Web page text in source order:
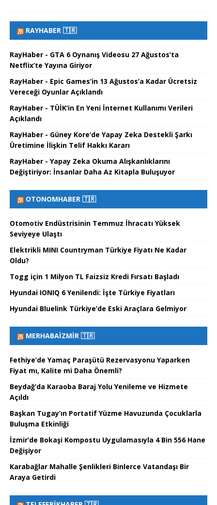
RAYHABER 🇹🇷
RayHaber - GTA 6 Oynanış Videosu 27 Ağustos’ta
Netflix’te Yayına Giriyor
RayHaber - Epic Games’in 13 Ağustos’a Kadar Ücretsiz
Vereceği Oyunlar Açıklandı
RayHaber - TÜİK’in En Yeni İnternet Kullanımı Verileri
Açıklandı
RayHaber - Güney Kore’de Yapay Zeka Destekli Şarkı
Üretimine İlişkin Telif Hakkı Kararı
RayHaber - Yapay Zeka Okuma Alışkanlıklarını
Değiştiriyor: İnsanlar Daha Az Kitapla Buluşuyor
OTONOMHABER 🇹🇷
Otomotiv Endüstrisinin Temmuz İhracatı Yüksek
Seviyeye Ulaştı
Elektrikli MINI Countryman Türkiye Fiyatı Ne Kadar
Oldu?
Togg için 1 Milyon TL Faizsiz Kredi Fırsatı Başladı
Hyundai IONIQ 6 Yenilendi: İşte Türkiye Fiyatları
Hyundai Bluelink Türkiye’de Eski Araçlara Gelmiyor
MERHABAİZMIR 🇹🇷
Fethiye’de Yamaç Paraşütü Rezervasyonu Yaparken
Fiyat mı, Kalite mi Daha Önemli?
Beydağ’da Karaoba Baraj Yolu Yenileme ve Hizmete
Açıldı
Başkan Tugay’ın Portatif Yüzme Havuzunda Çocuklarla
Buluşma Etkinliği
İzmir’de Bokaşi Kompostu Uygulamasıyla 4 Bin 556 Hane
Değişiyor
Karabağlar Mahalle Şenlikleri Binlerce Vatandaşı Bir
Araya Getirdi